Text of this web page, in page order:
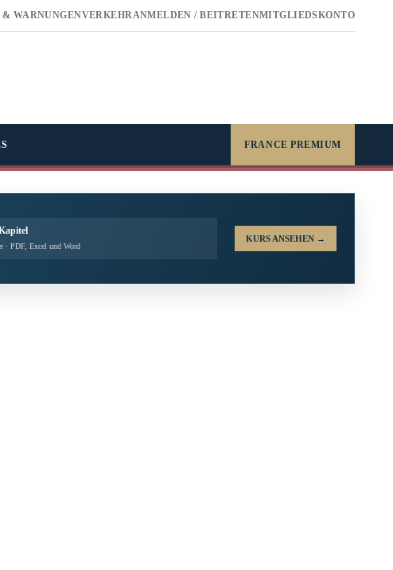
WARNUNGENVERKEHRANMELDEN / BEITRETENMITGLIEDSKONTO
FRANCE PREMIUM
· PDF, Excel und Word
KURS ANSEHEN →